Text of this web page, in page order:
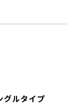
グルタイプ